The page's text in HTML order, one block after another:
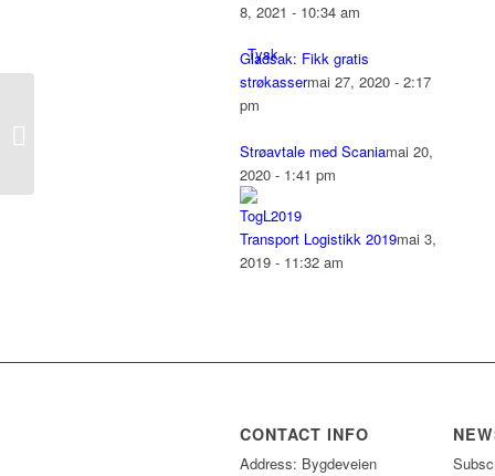
8, 2021 - 10:34 am
Gladsak: Fikk gratis
strøkassermai 27, 2020 - 2:17
pm
Strøavtale med Scaniamai 20,
2020 - 1:41 pm
Transport Logistikk 2019mai 3,
2019 - 11:32 am
CONTACT INFO
Address: Bygdeveien